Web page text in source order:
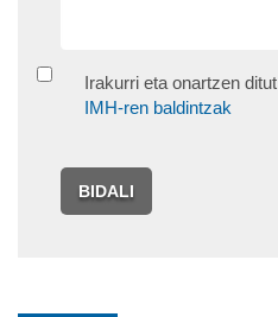
Irakurri eta onartzen ditut
IMH-ren baldintzak
BIDALI